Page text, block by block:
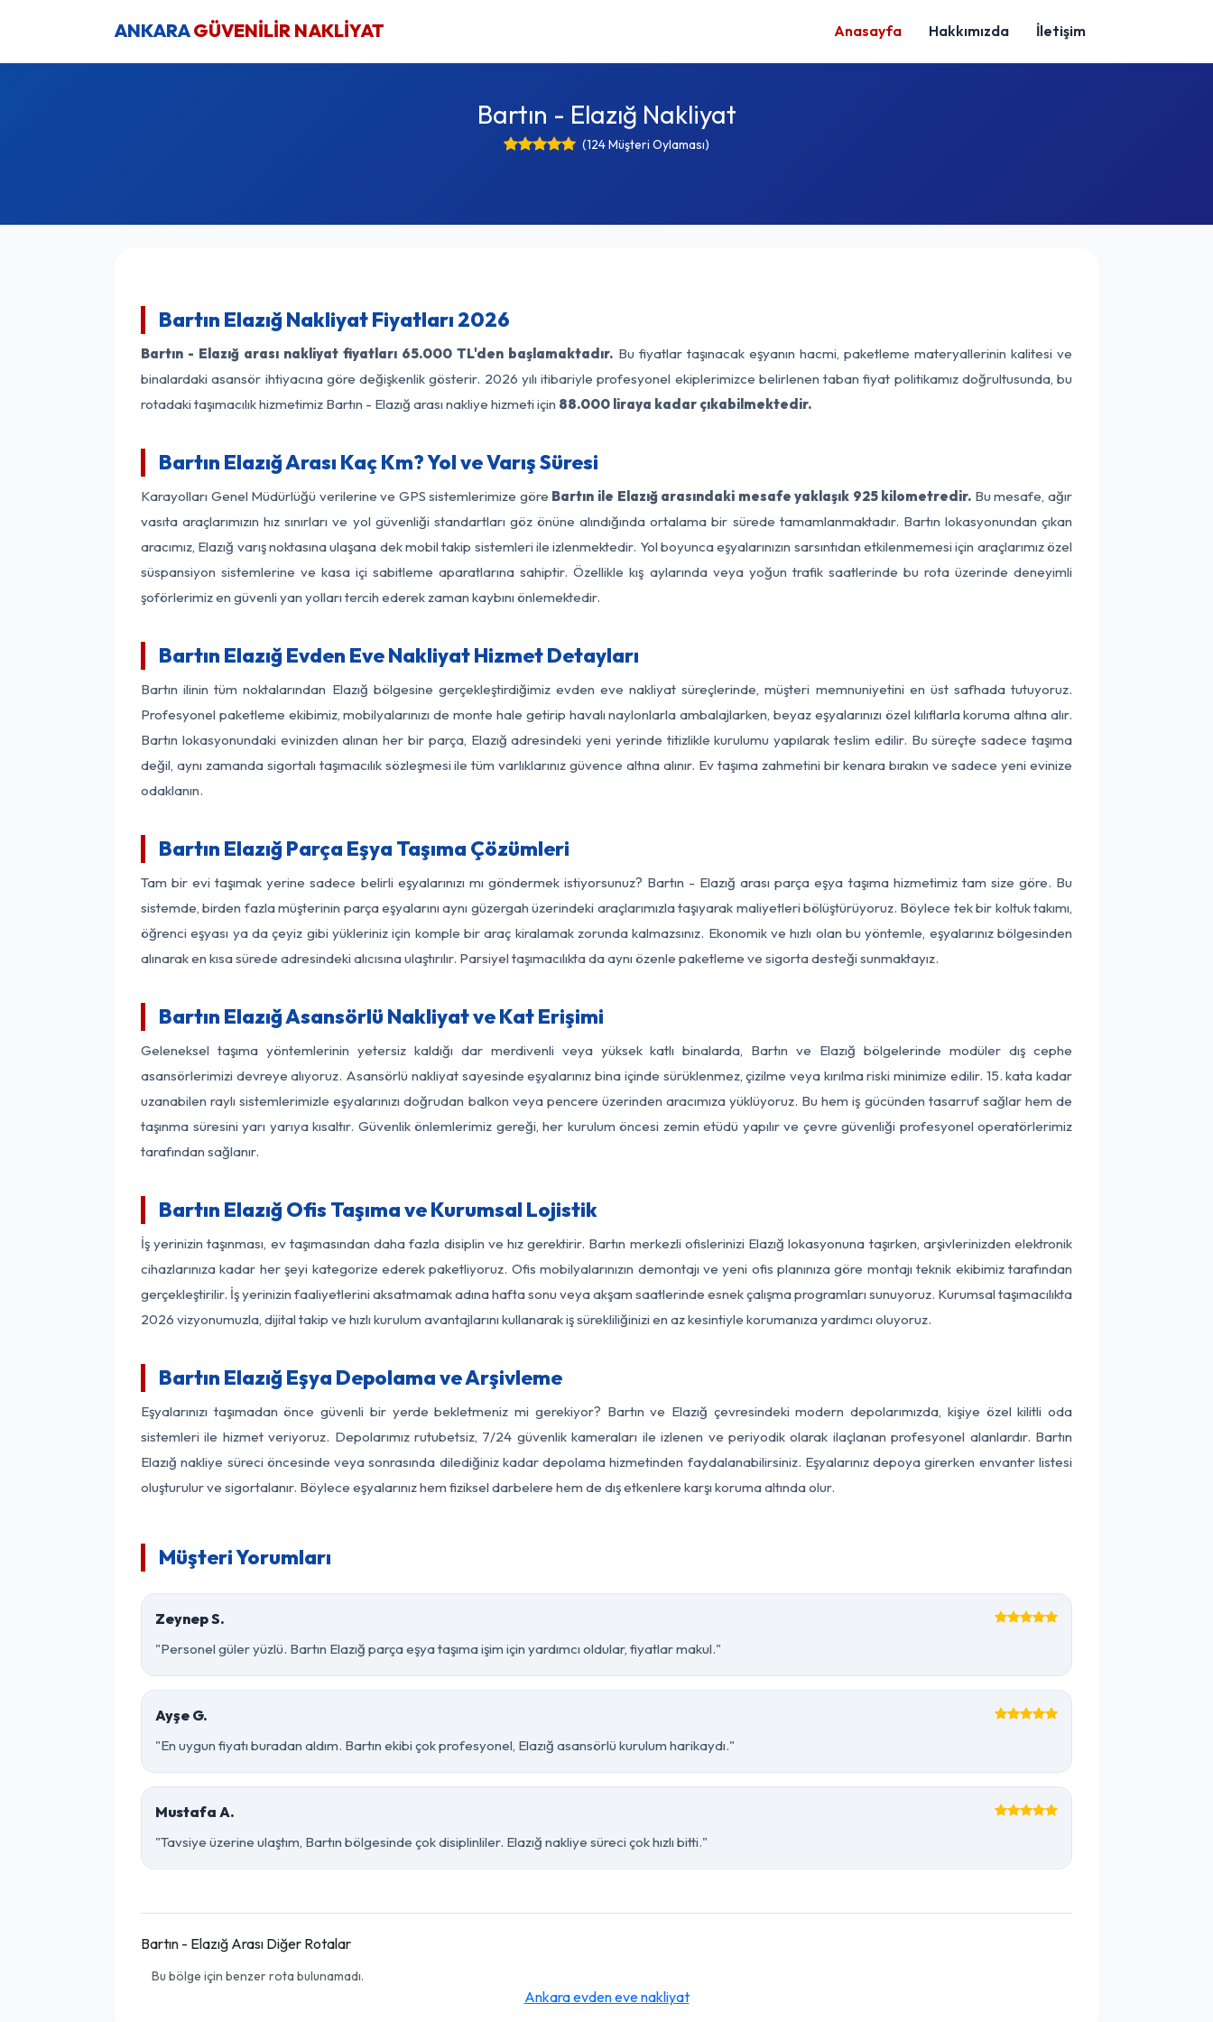
ANKARAGÜVENİLİR NAKLİYAT Anasayfa Hakkımızda İletişim
Bartın - Elazığ Nakliyat
(124 Müşteri Oylaması)
Bartın Elazığ Nakliyat Fiyatları 2026
Bartın - Elazığ arası nakliyat fiyatları 65.000 TL'den başlamaktadır. Bu fiyatlar taşınacak eşyanın hacmi, paketleme materyallerinin kalitesi ve
binalardaki asansör ihtiyacına göre değişkenlik gösterir. 2026 yılı itibariyle profesyonel ekiplerimizce belirlenen taban fiyat politikamız doğrultusunda, bu
rotadaki taşımacılık hizmetimiz Bartın - Elazığ arası nakliye hizmeti için 88.000 liraya kadar çıkabilmektedir.
Bartın Elazığ Arası Kaç Km? Yol ve Varış Süresi
Karayolları Genel Müdürlüğü verilerine ve GPS sistemlerimize göre Bartın ile Elazığ arasındaki mesafe yaklaşık 925 kilometredir. Bu mesafe, ağır
vasıta araçlarımızın hız sınırları ve yol güvenliği standartları göz önüne alındığında ortalama bir sürede tamamlanmaktadır. Bartın lokasyonundan çıkan
aracımız, Elazığ varış noktasına ulaşana dek mobil takip sistemleri ile izlenmektedir. Yol boyunca eşyalarınızın sarsıntıdan etkilenmemesi için araçlarımız özel
süspansiyon sistemlerine ve kasa içi sabitleme aparatlarına sahiptir. Özellikle kış aylarında veya yoğun trafik saatlerinde bu rota üzerinde deneyimli
şoförlerimiz en güvenli yan yolları tercih ederek zaman kaybını önlemektedir.
Bartın Elazığ Evden Eve Nakliyat Hizmet Detayları
Bartın ilinin tüm noktalarından Elazığ bölgesine gerçekleştirdiğimiz evden eve nakliyat süreçlerinde, müşteri memnuniyetini en üst safhada tutuyoruz.
Profesyonel paketleme ekibimiz, mobilyalarınızı de monte hale getirip havalı naylonlarla ambalajlarken, beyaz eşyalarınızı özel kılıflarla koruma altına alır.
Bartın lokasyonundaki evinizden alınan her bir parça, Elazığ adresindeki yeni yerinde titizlikle kurulumu yapılarak teslim edilir. Bu süreçte sadece taşıma
değil, aynı zamanda sigortalı taşımacılık sözleşmesi ile tüm varlıklarınız güvence altına alınır. Ev taşıma zahmetini bir kenara bırakın ve sadece yeni evinize
odaklanın.
Bartın Elazığ Parça Eşya Taşıma Çözümleri
Tam bir evi taşımak yerine sadece belirli eşyalarınızı mı göndermek istiyorsunuz? Bartın - Elazığ arası parça eşya taşıma hizmetimiz tam size göre. Bu
sistemde, birden fazla müşterinin parça eşyalarını aynı güzergah üzerindeki araçlarımızla taşıyarak maliyetleri bölüştürüyoruz. Böylece tek bir koltuk takımı,
öğrenci eşyası ya da çeyiz gibi yükleriniz için komple bir araç kiralamak zorunda kalmazsınız. Ekonomik ve hızlı olan bu yöntemle, eşyalarınız bölgesinden
alınarak en kısa sürede adresindeki alıcısına ulaştırılır. Parsiyel taşımacılıkta da aynı özenle paketleme ve sigorta desteği sunmaktayız.
Bartın Elazığ Asansörlü Nakliyat ve Kat Erişimi
Geleneksel taşıma yöntemlerinin yetersiz kaldığı dar merdivenli veya yüksek katlı binalarda, Bartın ve Elazığ bölgelerinde modüler dış cephe
asansörlerimizi devreye alıyoruz. Asansörlü nakliyat sayesinde eşyalarınız bina içinde sürüklenmez, çizilme veya kırılma riski minimize edilir. 15. kata kadar
uzanabilen raylı sistemlerimizle eşyalarınızı doğrudan balkon veya pencere üzerinden aracımıza yüklüyoruz. Bu hem iş gücünden tasarruf sağlar hem de
taşınma süresini yarı yarıya kısaltır. Güvenlik önlemlerimiz gereği, her kurulum öncesi zemin etüdü yapılır ve çevre güvenliği profesyonel operatörlerimiz
tarafından sağlanır.
Bartın Elazığ Ofis Taşıma ve Kurumsal Lojistik
İş yerinizin taşınması, ev taşımasından daha fazla disiplin ve hız gerektirir. Bartın merkezli ofislerinizi Elazığ lokasyonuna taşırken, arşivlerinizden elektronik
cihazlarınıza kadar her şeyi kategorize ederek paketliyoruz. Ofis mobilyalarınızın demontajı ve yeni ofis planınıza göre montajı teknik ekibimiz tarafından
gerçekleştirilir. İş yerinizin faaliyetlerini aksatmamak adına hafta sonu veya akşam saatlerinde esnek çalışma programları sunuyoruz. Kurumsal taşımacılıkta
2026 vizyonumuzla, dijital takip ve hızlı kurulum avantajlarını kullanarak iş sürekliliğinizi en az kesintiyle korumanıza yardımcı oluyoruz.
Bartın Elazığ Eşya Depolama ve Arşivleme
Eşyalarınızı taşımadan önce güvenli bir yerde bekletmeniz mi gerekiyor? Bartın ve Elazığ çevresindeki modern depolarımızda, kişiye özel kilitli oda
sistemleri ile hizmet veriyoruz. Depolarımız rutubetsiz, 7/24 güvenlik kameraları ile izlenen ve periyodik olarak ilaçlanan profesyonel alanlardır. Bartın
Elazığ nakliye süreci öncesinde veya sonrasında dilediğiniz kadar depolama hizmetinden faydalanabilirsiniz. Eşyalarınız depoya girerken envanter listesi
oluşturulur ve sigortalanır. Böylece eşyalarınız hem fiziksel darbelere hem de dış etkenlere karşı koruma altında olur.
Müşteri Yorumları
Zeynep S.
"Personel güler yüzlü. Bartın Elazığ parça eşya taşıma işim için yardımcı oldular, fiyatlar makul."
Ayşe G.
"En uygun fiyatı buradan aldım. Bartın ekibi çok profesyonel, Elazığ asansörlü kurulum harikaydı."
Mustafa A.
"Tavsiye üzerine ulaştım, Bartın bölgesinde çok disiplinliler. Elazığ nakliye süreci çok hızlı bitti."
Bartın - Elazığ Arası Diğer Rotalar
Bu bölge için benzer rota bulunamadı.
Ankara evden eve nakliyat